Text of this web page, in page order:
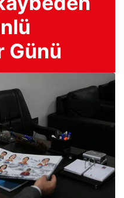
Günü